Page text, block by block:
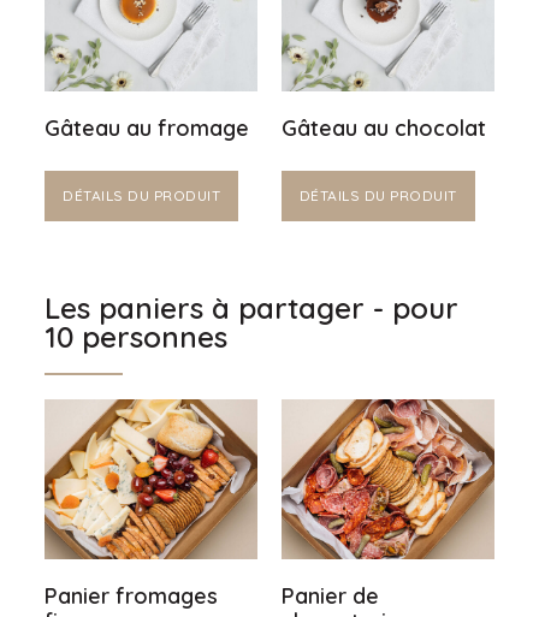
Gâteau au fromage
DÉTAILS DU PRODUIT
Gâteau au chocolat
DÉTAILS DU PRODUIT
Les paniers à partager - pour
10 personnes
Panier fromages
Panier de